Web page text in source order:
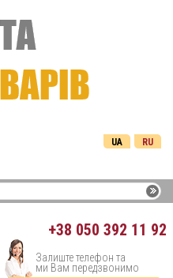
RU
UA
+38 050 392 11 92
Залиште телефон та
ми Вам передзвонимо